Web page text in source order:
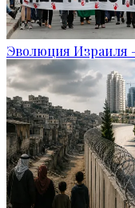
Эволюция Израиля